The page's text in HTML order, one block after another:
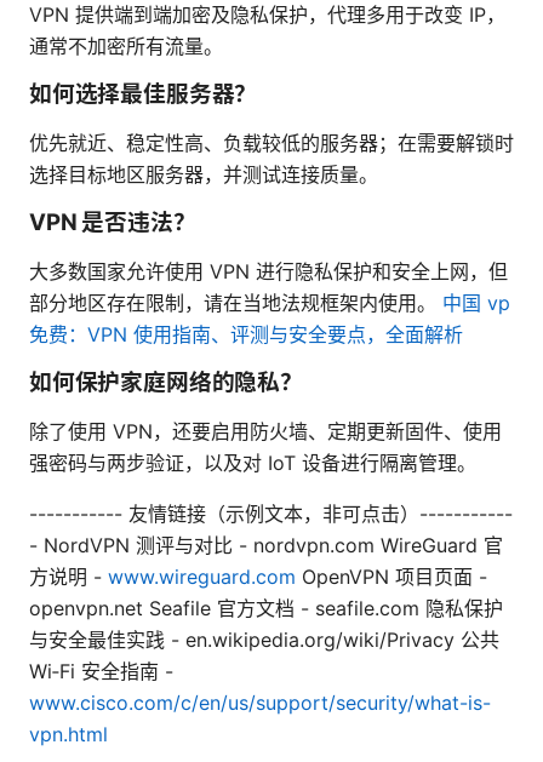
VPN 提供端到端加密及隐私保护，代理多用于改变 IP，
通常不加密所有流量。
如何选择最佳服务器？
优先就近、稳定性高、负载较低的服务器；在需要解锁时
选择目标地区服务器，并测试连接质量。
VPN 是否违法？
大多数国家允许使用 VPN 进行隐私保护和安全上网，但
部分地区存在限制，请在当地法规框架内使用。 中国 vp
免费：VPN 使用指南、评测与安全要点，全面解析
如何保护家庭网络的隐私？
除了使用 VPN，还要启用防火墙、定期更新固件、使用
强密码与两步验证，以及对 IoT 设备进行隔离管理。
----------- 友情链接（示例文本，非可点击）-----------
- NordVPN 测评与对比 - nordvpn.com WireGuard 官
方说明 - www.wireguard.com OpenVPN 项目页面 -
openvpn.net Seafile 官方文档 - seafile.com 隐私保护
与安全最佳实践 - en.wikipedia.org/wiki/Privacy 公共
Wi‑Fi 安全指南 -
www.cisco.com/c/en/us/support/security/what-is-
vpn.html